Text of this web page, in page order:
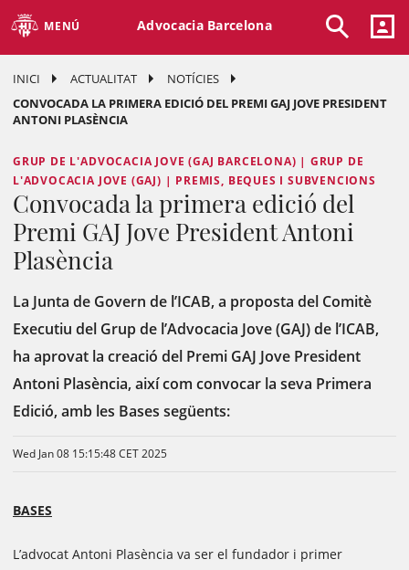
MENÚ Advocacia Barcelona
INICI ACTUALITAT
NOTÍCIES
CONVOCADA LA PRIMERA EDICIÓ DEL PREMI GAJ JOVE PRESIDENT
ANTONI PLASÈNCIA
GRUP DE L'ADVOCACIA JOVE (GAJ BARCELONA) | GRUP DE
L'ADVOCACIA JOVE (GAJ) | PREMIS, BEQUES I SUBVENCIONS
Convocada la primera edició del
Premi GAJ Jove President Antoni
Plasència
La Junta de Govern de l’ICAB, a proposta del Comitè
Executiu del Grup de l’Advocacia Jove (GAJ) de l’ICAB,
ha aprovat la creació del Premi GAJ Jove President
Antoni Plasència, així com convocar la seva Primera
Edició, amb les Bases següents:
Wed Jan 08 15:15:48 CET 2025
BASES
L’advocat Antoni Plasència va ser el fundador i primer